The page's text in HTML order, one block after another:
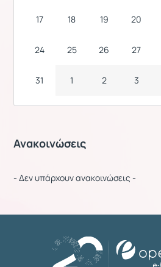
17 18 19 20
24 25 26 27
31 1 2 3
Ανακοινώσεις
- Δεν υπάρχουν ανακοινώσεις -